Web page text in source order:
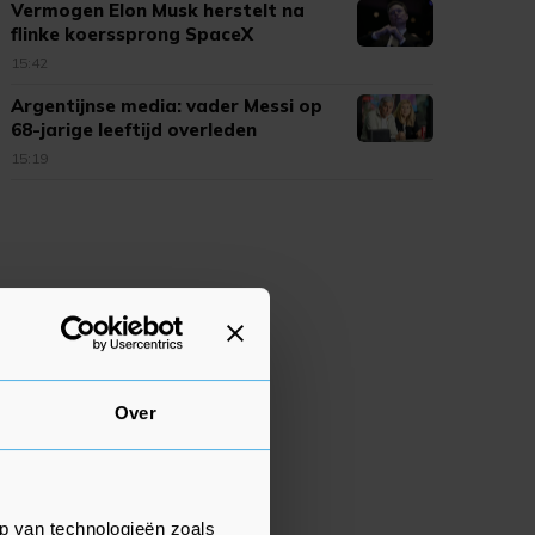
Over
van technologieën zoals
Vermogen Elon Musk herstelt na
flinke koerssprong SpaceX
15:42
Argentijnse media: vader Messi op
68-jarige leeftijd overleden
15:19